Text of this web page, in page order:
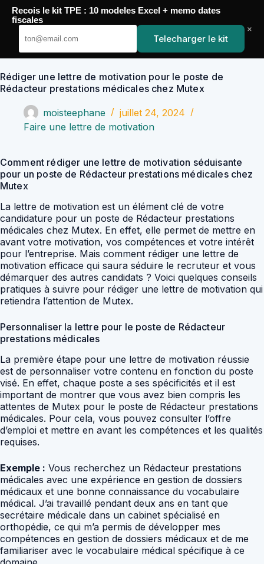
Passer
contenu
YoupiJobs
Rédiger une lettre de motivation pour le poste de
Rédacteur prestations médicales chez Mutex
moisteephane
juillet 24, 2024
Faire une lettre de motivation
Comment rédiger une lettre de motivation séduisante
pour un poste de Rédacteur prestations médicales chez
Mutex
La lettre de motivation est un élément clé de votre
candidature pour un poste de Rédacteur prestations
médicales chez Mutex. En effet, elle permet de mettre en
avant votre motivation, vos compétences et votre intérêt
pour l’entreprise. Mais comment rédiger une lettre de
motivation efficace qui saura séduire le recruteur et vous
démarquer des autres candidats ? Voici quelques conseils
pratiques à suivre pour rédiger une lettre de motivation qui
retiendra l’attention de Mutex.
Personnaliser la lettre pour le poste de Rédacteur
prestations médicales
La première étape pour une lettre de motivation réussie
est de personnaliser votre contenu en fonction du poste
visé. En effet, chaque poste a ses spécificités et il est
important de montrer que vous avez bien compris les
attentes de Mutex pour le poste de Rédacteur prestations
médicales. Pour cela, vous pouvez consulter l’offre
d’emploi et mettre en avant les compétences et les qualités
requises.
Exemple : Vous recherchez un Rédacteur prestations
médicales avec une expérience en gestion de dossiers
médicaux et une bonne connaissance du vocabulaire
médical. J’ai travaillé pendant deux ans en tant que
secrétaire médicale dans un cabinet spécialisé en
orthopédie, ce qui m’a permis de développer mes
compétences en gestion de dossiers médicaux et de me
familiariser avec le vocabulaire médical spécifique à ce
Recois le kit TPE : 10 modeles Excel + memo dates
fiscales
Telecharger le kit
×